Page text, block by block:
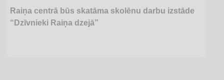
Raiņa centrā būs skatāma skolēnu darbu izstāde
“Dzīvnieki Raiņa dzejā”